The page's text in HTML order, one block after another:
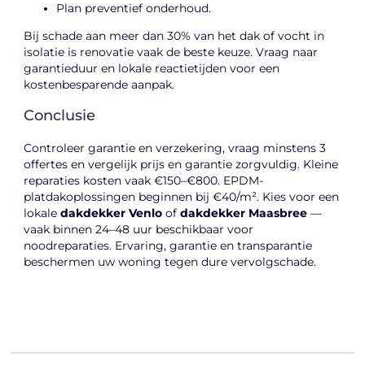
Plan preventief onderhoud.
Bij schade aan meer dan 30% van het dak of vocht in
isolatie is renovatie vaak de beste keuze. Vraag naar
garantieduur en lokale reactietijden voor een
kostenbesparende aanpak.
Conclusie
Controleer garantie en verzekering, vraag minstens 3
offertes en vergelijk prijs en garantie zorgvuldig. Kleine
reparaties kosten vaak €150–€800. EPDM-
platdakoplossingen beginnen bij €40/m². Kies voor een
lokaledakdekker Venlo ofdakdekker Maasbree —
vaak binnen 24–48 uur beschikbaar voor
noodreparaties. Ervaring, garantie en transparantie
beschermen uw woning tegen dure vervolgschade.